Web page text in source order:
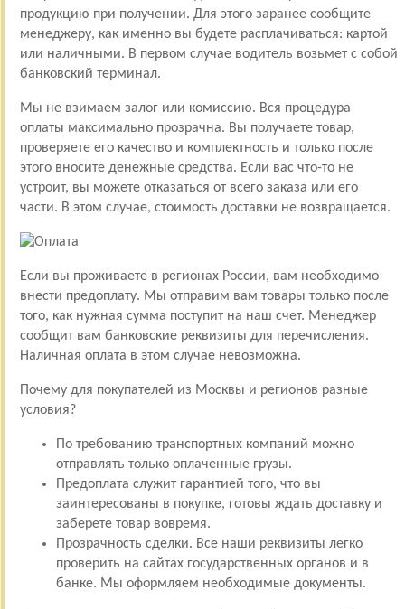
продукцию при получении. Для этого заранее сообщите
менеджеру, как именно вы будете расплачиваться: картой
или наличными. В первом случае водитель возьмет с собой
банковский терминал.
Мы не взимаем залог или комиссию. Вся процедура
оплаты максимально прозрачна. Вы получаете товар,
проверяете его качество и комплектность и только после
этого вносите денежные средства. Если вас что-то не
устроит, вы можете отказаться от всего заказа или его
части. В этом случае, стоимость доставки не возвращается.
Если вы проживаете в регионах России, вам необходимо
внести предоплату. Мы отправим вам товары только после
того, как нужная сумма поступит на наш счет. Менеджер
сообщит вам банковские реквизиты для перечисления.
Наличная оплата в этом случае невозможна.
Почему для покупателей из Москвы и регионов разные
условия?
По требованию транспортных компаний можно
отправлять только оплаченные грузы.
Предоплата служит гарантией того, что вы
заинтересованы в покупке, готовы ждать доставку и
заберете товар вовремя.
Прозрачность сделки. Все наши реквизиты легко
проверить на сайтах государственных органов и в
банке. Мы оформляем необходимые документы.